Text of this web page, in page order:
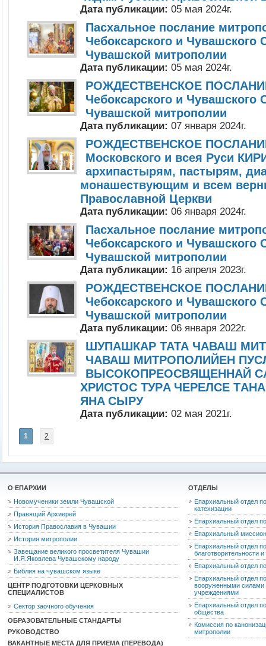
Дата публикации: 05 мая 2024г.
Пасхальное послание
Чебоксарского и Чувашского
Чувашской митрополии
Дата публикации: 05 мая 2024г.
РОЖДЕСТВЕНСКОЕ
Чебоксарского и Чувашского
Чувашской митрополии
Дата публикации: 07 января 2024г.
РОЖДЕСТВЕНСКОЕ
Московского и всея Руси
архипастырям, пастырям,
монашествующим и всем
Православной Церкви
Дата публикации: 06 января 2024г.
Пасхальное послание
Чебоксарского и Чувашского
Чувашской митрополии
Дата публикации: 16 апреля 2023г.
РОЖДЕСТВЕНСКОЕ
Чебоксарского и Чувашского
Чувашской митрополии
Дата публикации: 06 января 2022г.
ШУПАШКАР ТАТА ЧAВАШ
ЧAВАШ МИТРОПОЛИЙEН
ВЫСОКОПРЕОСВЯЩЕННAЙ
ХРИСТОС ТУРA ЧEРEЛСЕ
ЯНA CЫРУ
Дата публикации: 02 мая 2021г.
1 2
О ЕПАРХИИ
Новомученики земли Чувашской
Правящий Архиерей
История Православия в Чувашии
История митрополии
Завещание великого просветителя Чувашии
И.Я.Яковлева Чувашскому народу
Библия на чувашском языке
ЦЕНТР ПОДГОТОВКИ ЦЕРКОВНЫХ
СПЕЦИАЛИСТОВ
Сектор заочного обучения
ОБРАЗОВАТЕЛЬНЫЕ СТАНДАРТЫ
РУКОВОДСТВО
ВАКАНТНЫЕ МЕСТА ДЛЯ ПРИЕМА (ПЕРЕВОДА)
ОТДЕЛЫ
Епархиальный отдел
катехизации
Епархиальный отдел
Епархиальный
Епархиальный отдел
благотворительности
Епархиальный отдел
Епархиальный отдел
вооруженными силами
учреждениями
Епархиальный отдел
общества
Комиссия по
митрополии